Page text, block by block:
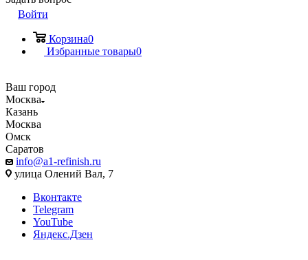
Войти
Корзина0
Избранные товары0
Ваш город
Москва
Казань
Москва
Омск
Саратов
info@a1-refinish.ru
улица Олений Вал, 7
Вконтакте
Telegram
YouTube
Яндекс.Дзен